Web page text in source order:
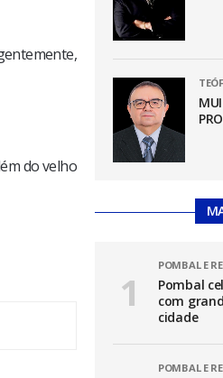
do velho
POMBAL E
Pombal
com
cidade
POMBAL E